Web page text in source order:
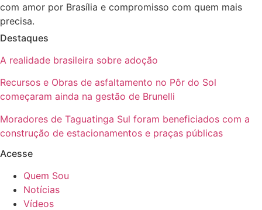
com amor por Brasília e compromisso com quem mais
precisa.
Destaques
A realidade brasileira sobre adoção
Recursos e Obras de asfaltamento no Pôr do Sol
começaram ainda na gestão de Brunelli
Moradores de Taguatinga Sul foram beneficiados com a
construção de estacionamentos e praças públicas
Acesse
Quem Sou
Notícias
Vídeos